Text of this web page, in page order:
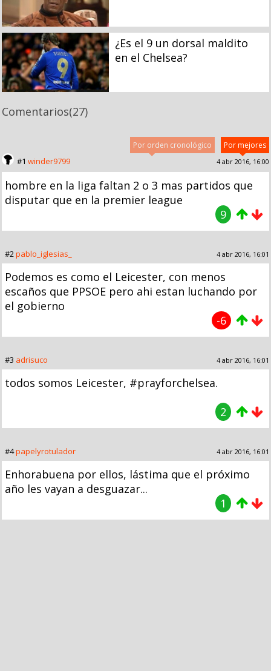
¿Es el 9 un dorsal maldito
en el Chelsea?
Comentarios(27)
Por mejores
Por orden cronológico
#1 winder9799 4 abr 2016, 16:00
hombre en la liga faltan 2 o 3 mas partidos que
disputar que en la premier league
9
#2pablo_iglesias_ 4 abr 2016, 16:01
Podemos es como el Leicester, con menos
escaños que PPSOE pero ahi estan luchando por
el gobierno
-6
#3 adrisuco 4 abr 2016, 16:01
todos somos Leicester, #prayforchelsea.
2
#4papelyrotulador 4 abr 2016, 16:01
Enhorabuena por ellos, lástima que el próximo
año les vayan a desguazar...
1